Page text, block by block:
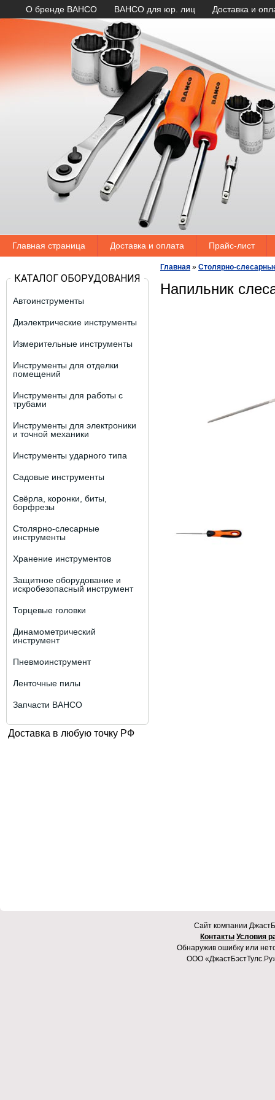
О бренде BAHCO BAHCO для юр. лиц Доставка и
Главная страница Доставка и оплата Прайс-лист
КАТАЛОГ ОБОРУДОВАНИЯ
Автоинструменты
Диэлектрические инструменты
Измерительные инструменты
Инструменты для отделки
помещений
Инструменты для работы с
трубами
Инструменты для электроники
и точной механики
Инструменты ударного типа
Садовые инструменты
Свёрла, коронки, биты,
борфрезы
Столярно-слесарные
инструменты
Хранение инструментов
Защитное оборудование и
искробезопасный инструмент
Торцевые головки
Динамометрический
инструмент
Пневмоинструмент
Ленточные пилы
Запчасти BAHCO
Доставка в любую точку РФ
Главная » Столярно-
Напильник
Cайт компании
Контакты Условия
Обнаружив ошибку или
ООО